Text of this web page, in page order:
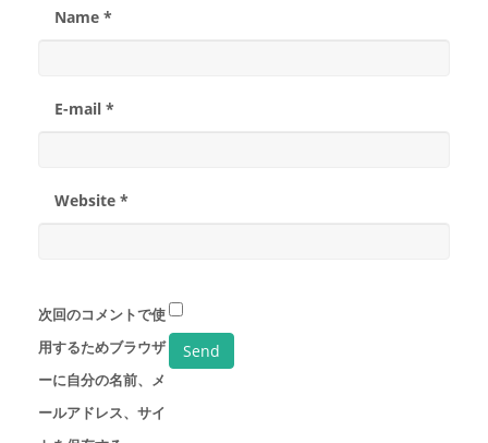
Name *
E-mail *
Website *
次回のコメントで使
用するためブラウザ
ーに自分の名前、メ
ールアドレス、サイ